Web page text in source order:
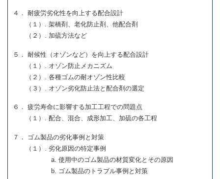
４． 耐疲労劣化性を向上する配合設計
（１）. 架橋剤、老化防止剤、他配合剤
（２）. 加硫方法など
５． 耐候性（オゾンなど）を向上する配合設計
（１）. オゾン防止メカニズム
（２）. 各種ゴムの耐オゾン性比較
（３）. オゾン劣化防止法と配合剤の選定
６． 疲労寿命に影響する加工工程での問題点
（１）. 配合、混合、成形加工、加硫の各工程
７． ゴム製品の劣化事例と対策
（１）. 劣化原因の特定事例
a. 使用中のゴム製品の材質変化とその原因
b. ゴム製品のトラブル事例と対策